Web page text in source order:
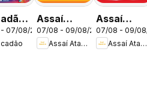
-
07/08/2026
Assaí
Atacadista
ofertas -
07/08 - 09/08/2026
Assaí Atacadista
Assaí
ofertas -
07/08 - 09/
Assaí Atacadista